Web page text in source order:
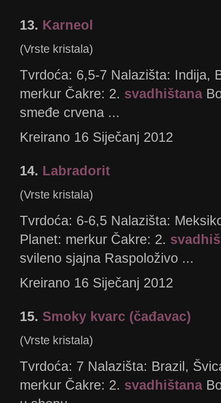
13. Karneol
(Vrste kristala)
Tvrdoća: 6,5-7 Nalazišta: Indija,
merkur Čakre: 2. svadhištana
smeđe crvena ...
Kreirano 16 Siječanj 2012
14. Labradorit
(Vrste kristala)
Tvrdoća: 6-6,5 Nalazišta:
Planet: merkur Čakre: 2.
svileno sjajna Raspoloživo ...
Kreirano 16 Siječanj 2012
15. Smoky kvarc (čađavac)
(Vrste kristala)
Tvrdoća: 7 Nalazišta: Brazil,
merkur Čakre: 2. svadhištana